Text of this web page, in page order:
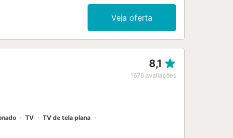
Veja oferta
8,1
1676 avaliações
TV
TV de tela plana